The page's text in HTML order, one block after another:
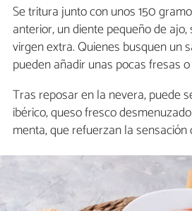
Se tritura junto con unos 150
anterior, un diente pequeño de
virgen extra. Quienes busquen un
pueden añadir unas pocas fresas
Tras reposar en la nevera, puede
ibérico, queso fresco
menta, que refuerzan la sensación